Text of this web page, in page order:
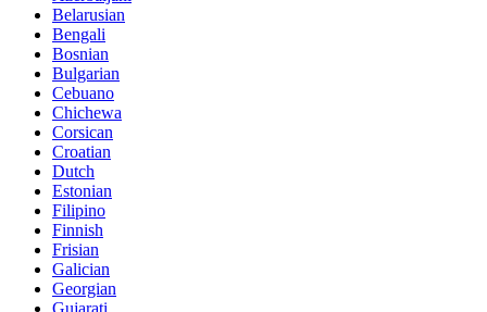
Belarusian
Bengali
Bosnian
Bulgarian
Cebuano
Chichewa
Corsican
Croatian
Dutch
Estonian
Filipino
Finnish
Frisian
Galician
Georgian